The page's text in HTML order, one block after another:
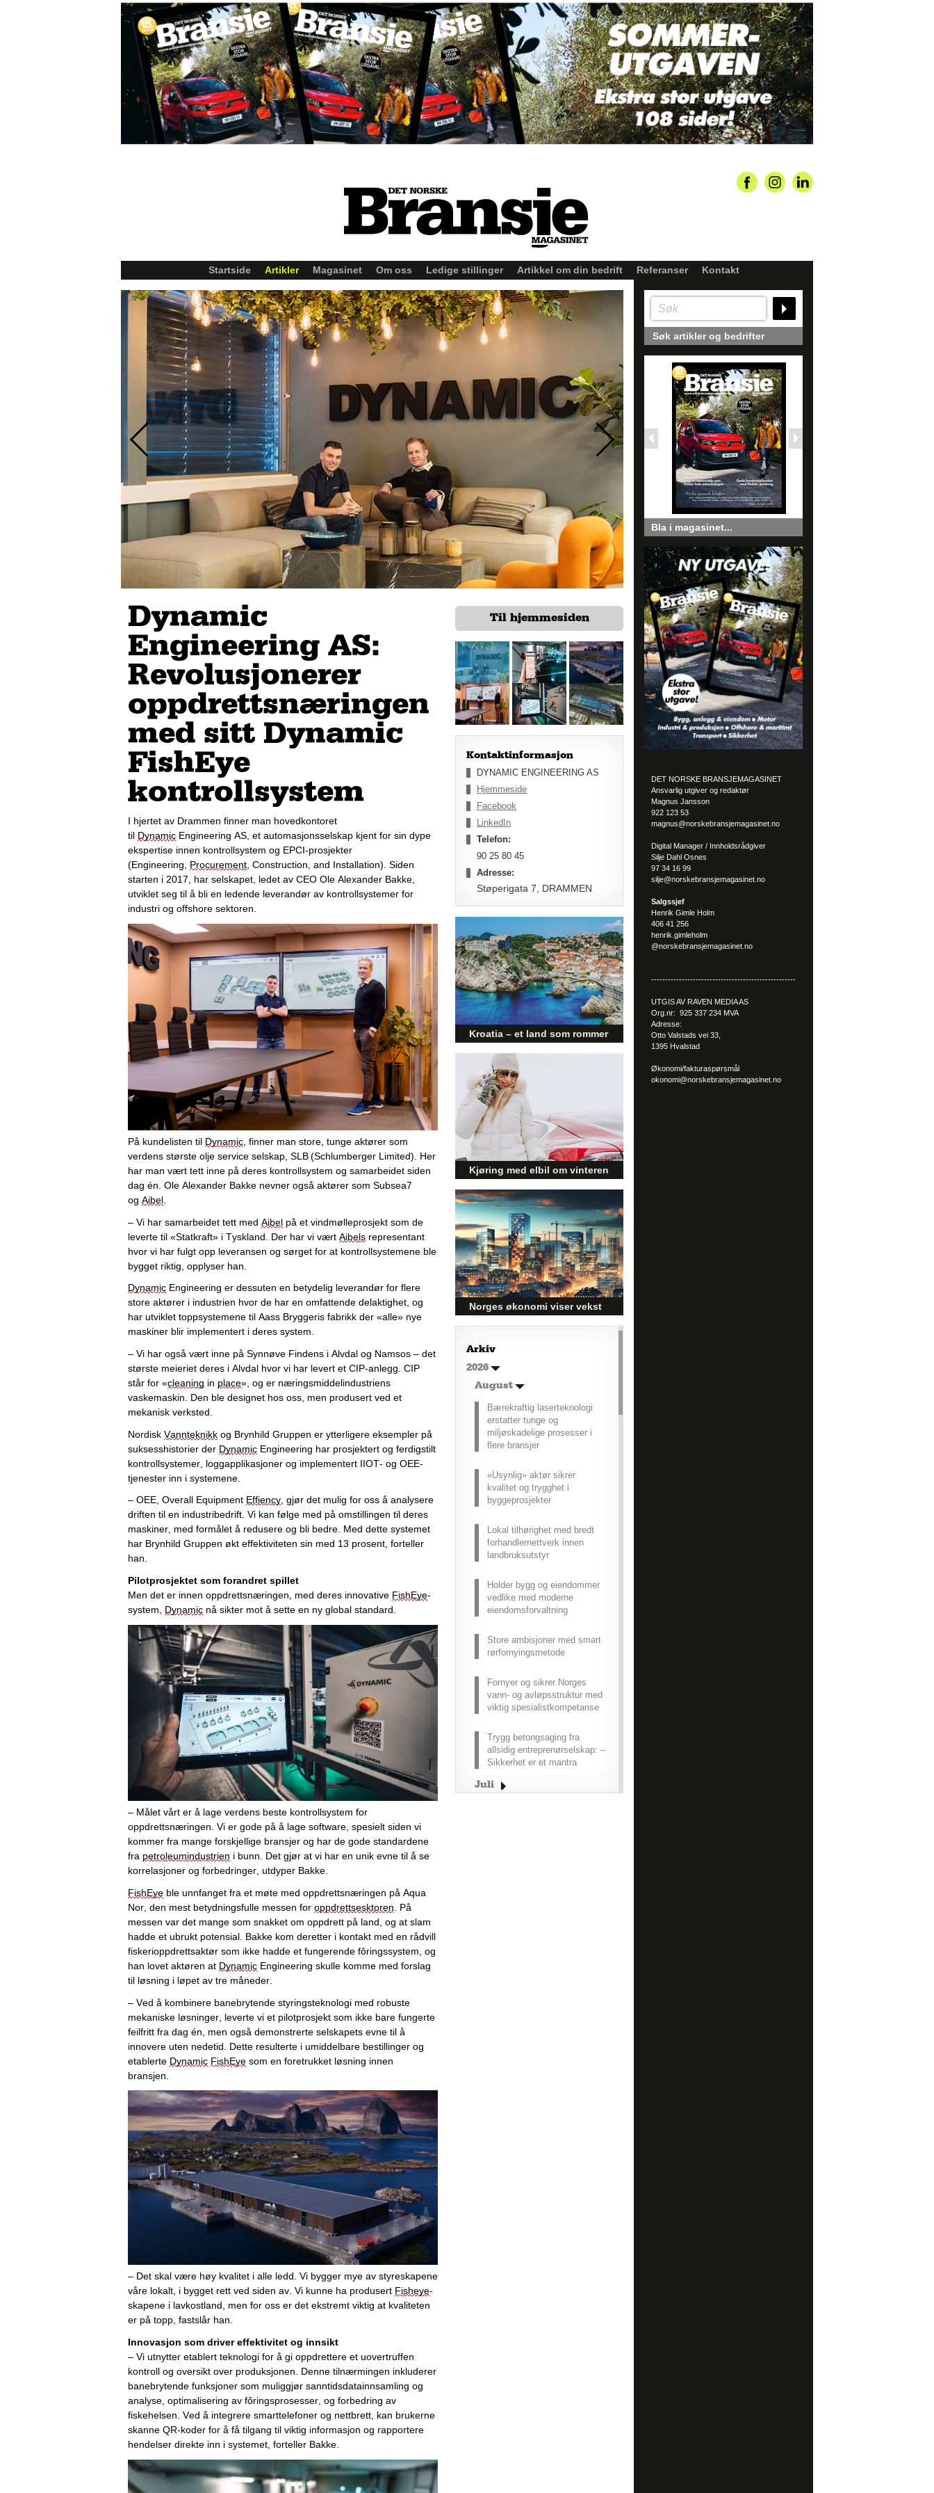
Startside Artikler Magasinet Om oss Ledige stillinger Artikkel om din bedrift Referanser Kontakt
Dynamic
Engineering AS:
Revolusjonerer
oppdrettsnæringen
med sitt Dynamic
FishEye
kontrollsystem
I hjertet av Drammen finner man hovedkontoret
til Dynamic Engineering AS, et automasjonsselskap kjent for sin dype
ekspertise innen kontrollsystem og EPCI-prosjekter
(Engineering, Procurement , Construction, and Installation). Siden
starten i 2017, har selskapet, ledet av CEO Ole Alexander Bakke,
utviklet seg til å bli en ledende leverandør av kontrollsystemer for
industri og offshore sektoren.
På kundelisten til Dynamic , finner man store, tunge aktører som
verdens største olje service selskap, SLB (Schlumberger Limited). Her
har man vært tett inne på deres kontrollsystem og samarbeidet siden
dag én. Ole Alexander Bakke nevner også aktører som Subsea7
og Aibel
– Vi har samarbeidet tett med Aibel på et vindmølleprosjekt som de
leverte til «Statkraft» i Tyskland. Der har vi vært Aibels representant
hvor vi har fulgt opp leveransen og sørget for at kontrollsystemene ble
bygget riktig, opplyser han.
Dynamic Engineering er dessuten en betydelig leverandør for flere
store aktører i industrien hvor de har en omfattende delaktighet, og
har utviklet toppsystemene til Aass Bryggeris fabrikk der «alle» nye
maskiner blir implementert i deres system.
– Vi har også vært inne på Synnøve Findens i Alvdal og Namsos – det
største meieriet deres i Alvdal hvor vi har levert et CIP-anlegg. CIP
står for «cleaning in place», og er næringsmiddelindustriens
vaskemaskin. Den ble designet hos oss, men produsert ved et
mekanisk verksted.
Nordisk Vannteknikk og Brynhild Gruppen er ytterligere eksempler på
suksesshistorier der Dynamic Engineering har prosjektert og ferdigstilt
kontrollsystemer, loggapplikasjoner og implementert IIOT- og OEE-
tjenester inn i systemene.
– OEE, Overall Equipment Effiency, gjør det mulig for oss å analysere
driften til en industribedrift. Vi kan følge med på omstillingen til deres
maskiner, med formålet å redusere og bli bedre. Med dette systemet
har Brynhild Gruppen økt effektiviteten sin med 13 prosent, forteller
han.
Pilotprosjektet som forandret spillet
Men det er innen oppdrettsnæringen, med deres innovative FishEye-
system, Dynamic nå sikter mot å sette en ny global standard.
– Målet vårt er å lage verdens beste kontrollsystem for
oppdrettsnæringen. Vi er gode på å lage software, spesielt siden vi
kommer fra mange forskjellige bransjer og har de gode standardene
fra petroleumindustrien i bunn. Det gjør at vi har en unik evne til å se
korrelasjoner og forbedringer, utdyper Bakke.
FishEye ble unnfanget fra et møte med oppdrettsnæringen på Aqua
Nor, den mest betydningsfulle messen for oppdrettsesktoren . På
messen var det mange som snakket om oppdrett på land, og at slam
hadde et ubrukt potensial. Bakke kom deretter i kontakt med en rådvill
fiskerioppdrettsaktør som ikke hadde et fungerende fôringssystem, og
han lovet aktøren at Dynamic Engineering skulle komme med forslag
til løsning i løpet av tre måneder.
– Ved å kombinere banebrytende styringsteknologi med robuste
mekaniske løsninger , leverte vi et pilotprosjekt som ikke bare fungerte
feilfritt fra dag én, men også demonstrerte selskapets evne til å
innovere uten nedetid. Dette resulterte i umiddelbare bestillinger og
etablerte Dynamic FishEye som en foretrukket løsning innen
bransjen.
– Det skal være høy kvalitet i alle ledd. Vi bygger mye av styreskapene
våre lokalt, i bygget rett ved siden av. Vi kunne ha produsert Fisheye-
skapene i lavkostland, men for oss er det ekstremt viktig at kvaliteten
er på topp, fastslår han.
Innovasjon som driver effektivitet og innsikt
– Vi utnytter etablert teknologi for å gi oppdrettere et uovertruffen
kontroll og oversikt over produksjonen. Denne tilnærmingen inkluderer
banebrytende funksjoner som muliggjør sanntidsdatainnsamling og
analyse, optimalisering av fôringsprosesser, og forbedring av
fiskehelsen. Ved å integrere smarttelefoner og nettbrett, kan brukerne
skanne QR-koder for å få tilgang til viktig informasjon og rapportere
hendelser direkte inn i systemet , forteller Bakke
Til hjemmesiden
Kontaktinformasjon
DYNAMIC ENGINEERING AS
Hjemmeside
Facebook
LinkedIn
Telefon:
90 25 80 45
Adresse:
Støperigata 7, DRAMMEN
Kroatia – et land som rommer
mer enn kysten
Kroatia forbindes ofte med sol,
bading og klart hav, men landet
har langt flere sider enn det
førsteinntrykket mange sitter igjen
med.
Kjøring med elbil om vinteren
– hvordan få bedre
rekkevidde?
Elbiler (EV) representerer
fremtiden for transport, men deres
effektivitet under utfordrende
vinterforhold kan være en
utfordring.
Norges økonomi viser vekst
og påvirker byggebransjen
Den norske økonomien har vist
jevn vekst de siste tre kvartalene,
noe som skaper optimisme på
tvers av ulike sektorer.
Byggebransjen er spesielt godt
posisjonert til å dra nytte av denne
økonomiske oppgangen.
Arkiv
2026
August
Bærekraftig laserteknologi
erstatter tunge og
miljøskadelige prosesser i
flere bransjer
«Usynlig» aktør sikrer
kvalitet og trygghet i
byggeprosjekter
Lokal tilhørighet med bredt
forhandlernettverk innen
landbruksutstyr
Holder bygg og eiendommer
vedlike med moderne
eiendomsforvaltning
Store ambisjoner med smart
rørfornyingsmetode
Fornyer og sikrer Norges
vann- og avløpsstruktur med
viktig spesialistkompetanse
Trygg betongsaging fra
allsidig entreprenørselskap: –
Sikkerhet er et mantra
Juli
Søk artikler og bedrifter
Bla i magasinet...
DET NORSKE BRANSJEMAGASINET
Ansvarlig utgiver og redaktør
Magnus Jansson
922 123 53
magnus@norskebransjemagasinet.no
Digital Manager / Innholdsrådgiver
Silje Dahl Osnes
97 34 16 99
silje@norskebransjemagasinet.no
Salgssjef
Henrik Gimle Holm
406 41 256
henrik.gimleholm
@norskebransjemagasinet.no
----------------------------------------------------
UTGIS AV RAVEN MEDIA AS
Org.nr: 925 337 234 MVA
Adresse:
Otto Valstads vei 33,
1395 Hvalstad
Økonomi/fakturaspørsmål
okonomi@norskebransjemagasinet.no